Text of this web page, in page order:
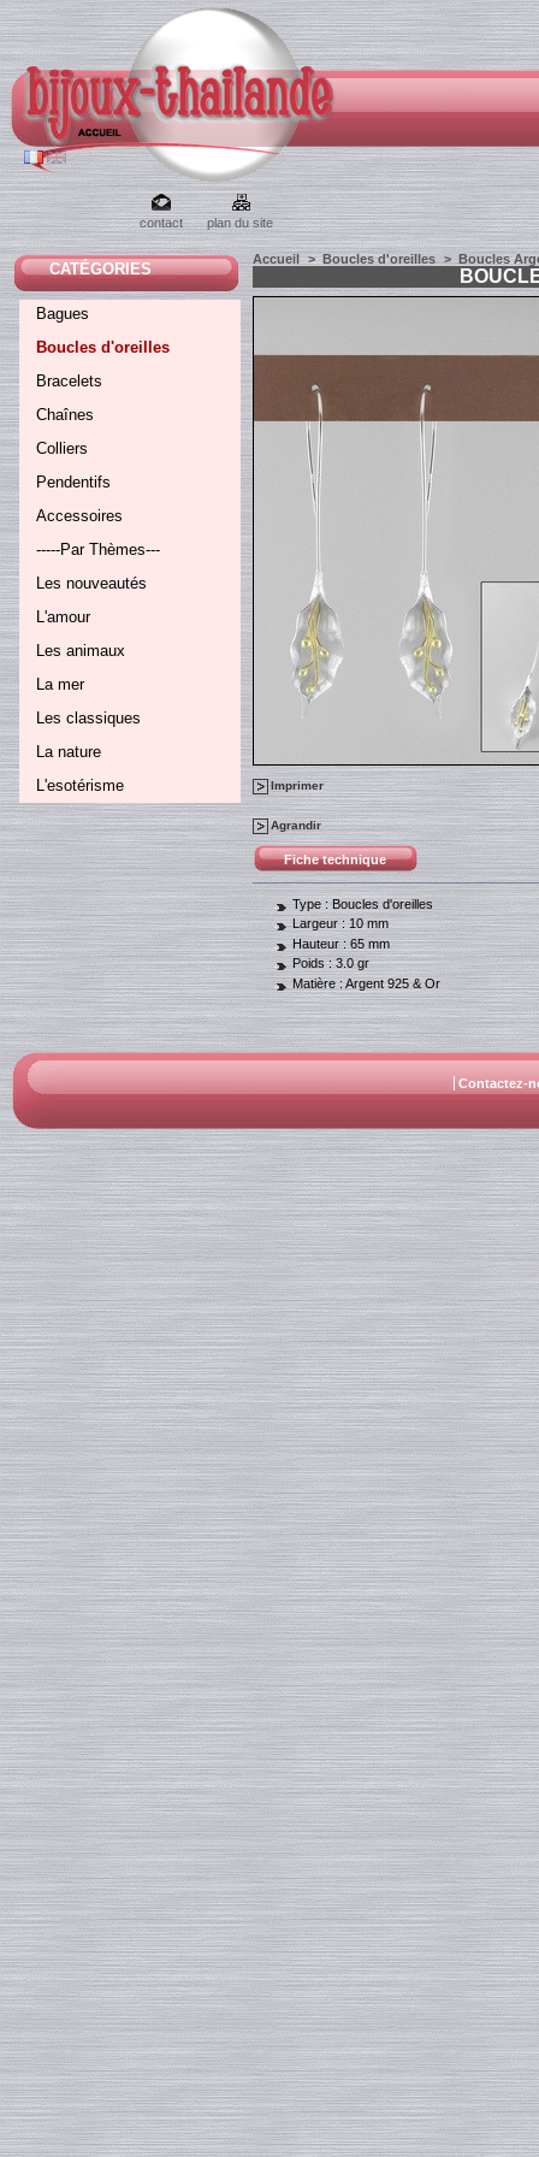
contact plan du site
CATÉGORIES
Bagues
Boucles d'oreilles
Bracelets
Chaînes
Colliers
Pendentifs
Accessoires
-----Par Thèmes---
Les nouveautés
L'amour
Les animaux
La mer
Les classiques
La nature
L'esotérisme
Accueil > Boucles d'oreilles > Boucles
Imprimer
Agrandir
Fiche technique
Type : Boucles d'oreilles
Largeur :10 mm
Hauteur :65 mm
Poids :3.0 gr
Matière :Argent 925 & Or
Contactez-